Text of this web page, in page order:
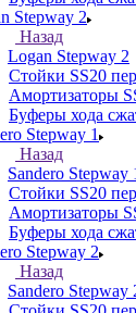
Stepway 2
Назад
Logan Stepway 2
Стойки SS20
Амортизаторы
Буферы хода
Stepway 1
Назад
Sandero Stepway
Стойки SS20
Амортизаторы
Буферы хода
Stepway 2
Назад
Sandero Stepway